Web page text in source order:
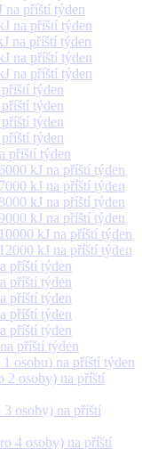
příští týden
na příští týden
na příští týden
na příští týden
na příští týden
týden
týden
týden
týden
příští týden
kJ na příští týden
kJ na příští týden
kJ na příští týden
kJ na příští týden
kJ na příští týden
kJ na příští týden
příští týden
příští týden
příští týden
příští týden
příští týden
příští týden
osobu) na příští týden
osoby) na příští
osoby) na příští
4 osoby) na příští